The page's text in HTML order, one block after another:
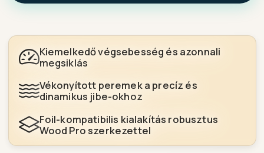
Kiemelkedő végsebesség és azonnali
megsiklás
Vékonyított peremek a precíz és
dinamikus jibe-okhoz
Foil-kompatibilis kialakítás robusztus
Wood Pro szerkezettel